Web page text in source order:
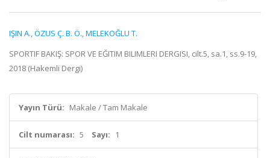
IŞIN A.,ÖZUS Ç. B. Ö.,MELEKOĞLU T.
SPORTIF BAKIŞ: SPOR VE EĞITIM BILIMLERI DERGISI, cilt.5, sa.1, ss.9-19,
2018 (Hakemli Dergi)
Yayın Türü: Makale / Tam Makale
Cilt numarası: 5 Sayı: 1